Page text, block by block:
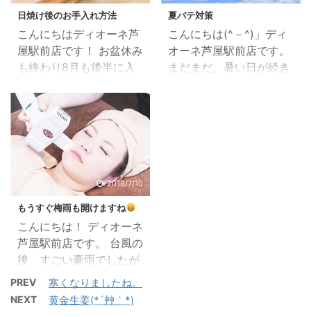
ますね！ それは MTプロ
テクトUVジェルです。
軽やかになじむ日焼け止
めです。 SPF34
PA+++ ビタミンCとビ
タミンE配合で紫外線に
より発生する 活性酸素か
ら肌を守ります。 肌にな
じみやすくジェルタイプ
汗・水に強いタイプで
す。 化粧下地と ...
た(T_T) 駅についてから
携帯を忘れていた事に気
がつき、家族に無理言っ
て持ってきて貰いました
携帯が無いというこ
日焼け後のお手入れ方法
こんにちはディオーネ芦
屋駅前店です！ お盆休み
も終わり8月も後半に入
いる人は、夏休みの宿題
は大丈夫ですか？ お盆休
みでゆっくりできた方も
お仕事の方も、この夏も
暑かったですよねぇ( 一
一) お肌は大丈夫です
か？ 日焼け止めクリーム
を塗ってもすぐ汗で落ち
てしまいます。 そのまま
にしておくと大変な事に
なります。 その後のお手
入れが大事なんですよ！
ほおっておくと乾燥やシ
夏バテ対策
こんにちは(^－^)」ディ
オーネ芦屋駅前店です。
まだまだ、暑い日が続き
2018/7/10
もうすぐ梅雨も開けますね
こんにちは！ ディオーネ
芦屋駅前店です。 台風の
後 すごい豪雨でしたが
皆さん大丈夫でしたか？
警報になって学校が休み
になり、ひどい所でした
PREV 寒くなりましたね。
NEXT 黄金生姜(*´艸｀*)